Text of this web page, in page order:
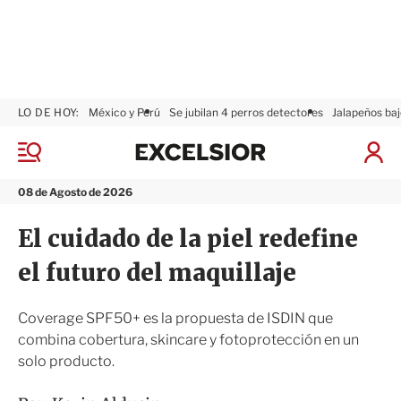
M
n
08 de Agosto de 2026
LO DE HOY: México y Perú Se jubilan 4 perros detectores Jalapeños
I
x
i
r
El cuidado de la piel redefine
el futuro del maquillaje
Coverage SPF50+ es la propuesta de ISDIN que
combina cobertura, skincare y fotoprotección en un
solo producto.